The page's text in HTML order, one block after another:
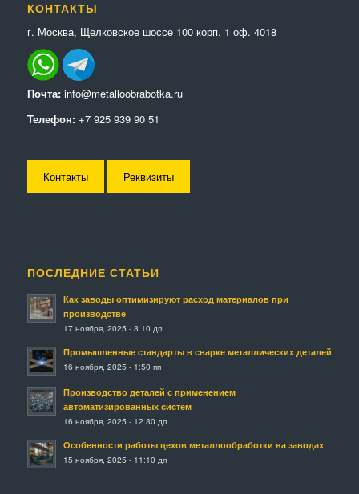
КОНТАКТЫ
г. Москва, Щелковское шоссе 100 корп. 1 оф. 4018
Почта: info@metalloobrabotka.ru
Телефон: +7 925 939 90 51
Контакты Реквизиты
ПОСЛЕДНИЕ СТАТЬИ
Как заводы оптимизируют расход материалов при
производстве
17 ноября, 2025 - 3:10 дп
Промышленные стандарты в сварке металлических деталей
16 ноября, 2025 - 1:50 пп
Производство деталей с применением
автоматизированных систем
16 ноября, 2025 - 12:30 дп
Особенности работы цехов металлообработки на заводах
15 ноября, 2025 - 11:10 дп